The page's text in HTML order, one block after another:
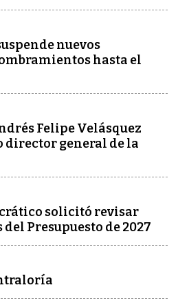
nuevos
hasta el
Felipe Velásquez
director general de la
solicitó revisar
Presupuesto de 2027